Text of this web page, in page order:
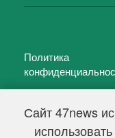
Сайт 47news
Политика